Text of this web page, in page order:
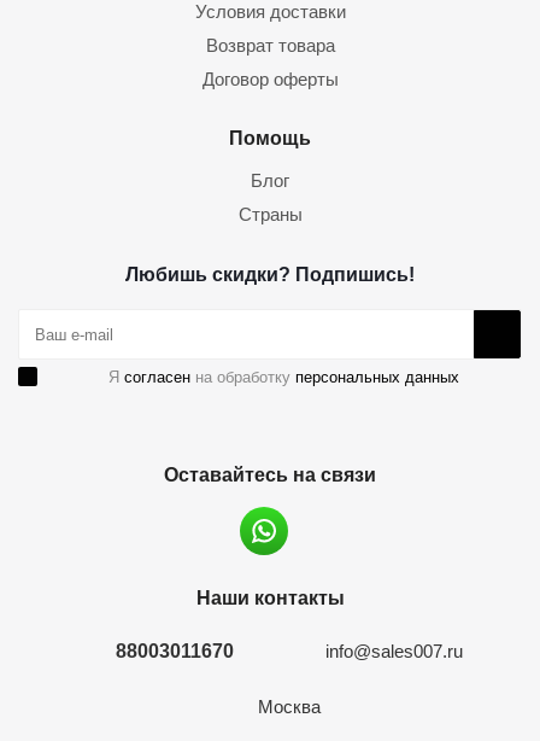
Условия доставки
Возврат товара
Договор оферты
Помощь
Блог
Страны
Любишь скидки? Подпишись!
Я согласен на обработку персональных данных
Оставайтесь на связи
Наши контакты
88003011670 info@sales007.ru
Москва